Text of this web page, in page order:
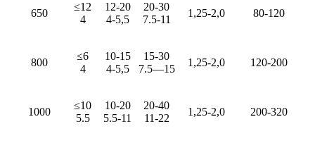
650
≤12
4
12-20
4-5,5
20-30
7.5-11
1,25-2,0 80-120
800
≤6
4
10-15
4-5,5
15-30
7.5—15
1,25-2,0 120-200
1000
≤10
5.5
10-20
5.5-11
20-40
11-22
1,25-2,0 200-320